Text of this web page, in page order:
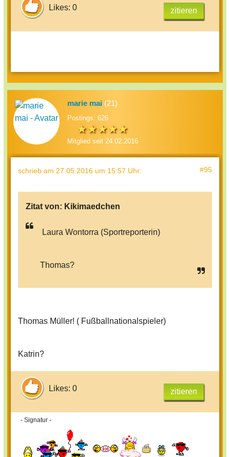
Likes: 0 zitieren
marie mai (21)
Postings: 626
Mitglied seit 24.02.2016
schrieb am 27.05.2016 um 15:57 Uhr: #95
Zitat von: Kikimaedchen
Laura Wontorra (Sportreporterin)
Thomas?
Thomas Müller! ( Fußballnationalspieler)
Katrin?
Likes: 0 zitieren
- Signatur -